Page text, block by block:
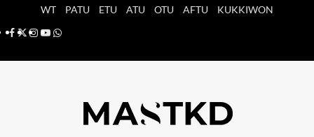
WT PATU ETU ATU OTU AFTU
KUKKIWON
Facebook
X Instagram
YouTube
Whatsapp